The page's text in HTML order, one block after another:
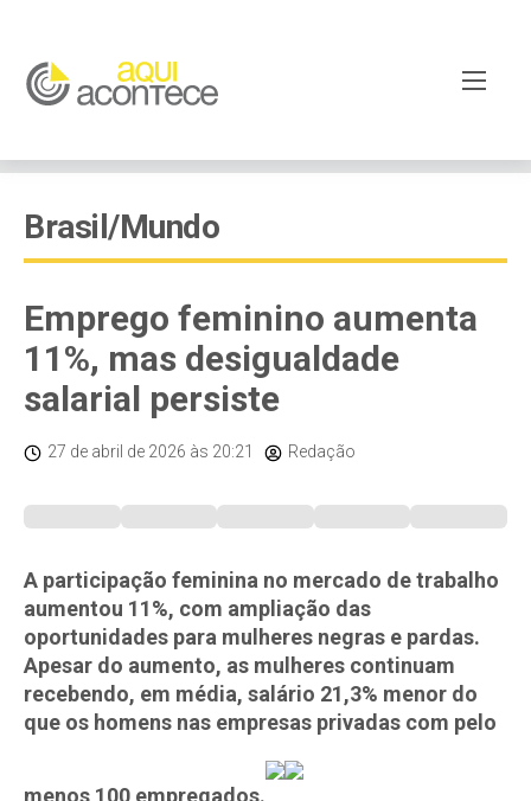
Brasil/Mundo
Emprego feminino aumenta
11%, mas desigualdade
salarial persiste
27 de abril de 2026 às 20:21 Redação
A participação feminina no mercado de trabalho
aumentou 11%, com ampliação das
oportunidades para mulheres negras e pardas.
Apesar do aumento, as mulheres continuam
recebendo, em média, salário 21,3% menor do
que os homens nas empresas privadas com pelo
menos 100 empregados.